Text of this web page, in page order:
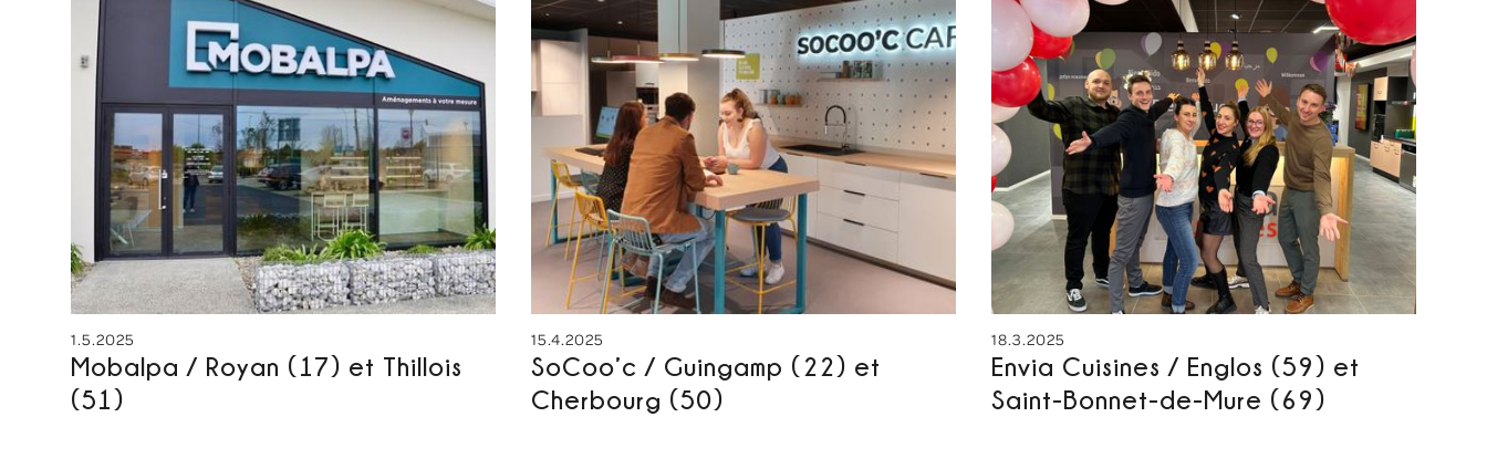
1.5.2025
Mobalpa / Royan (17) et Thillois
(51)
15.4.2025
SoCoo’c / Guingamp (22) et
Cherbourg (50)
18.3.2025
Envia Cuisines / Englos (59) et
Saint-Bonnet-de-Mure (69)